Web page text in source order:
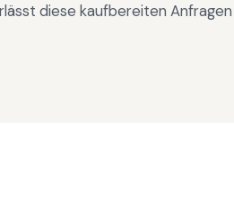
diese kaufbereiten Anfragen